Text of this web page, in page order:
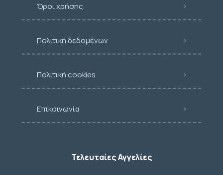
Όροι χρήσης
Πολιτική δεδομένων
Πολιτική cookies
Επικοινωνία
Τελευταίες Αγγελίες